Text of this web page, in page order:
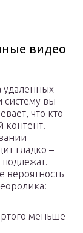
видео
удаленных
систему вы
что кто-
контент.
гладко –
меньше